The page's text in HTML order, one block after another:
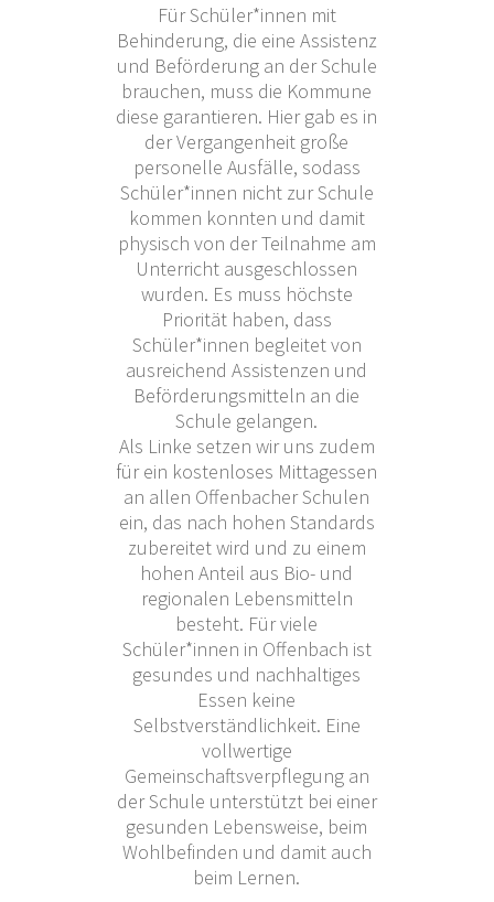
Für Schüler*innen mit
Behinderung, die eine Assistenz
und Beförderung an der Schule
brauchen, muss die Kommune
diese garantieren. Hier gab es in
der Vergangenheit große
personelle Ausfälle, sodass
Schüler*innen nicht zur Schule
kommen konnten und damit
physisch von der Teilnahme am
Unterricht ausgeschlossen
wurden. Es muss höchste
Priorität haben, dass
Schüler*innen begleitet von
ausreichend Assistenzen und
Beförderungsmitteln an die
Schule gelangen.
Als Linke setzen wir uns zudem
für ein kostenloses Mittagessen
an allen Offenbacher Schulen
ein, das nach hohen Standards
zubereitet wird und zu einem
hohen Anteil aus Bio- und
regionalen Lebensmitteln
besteht. Für viele
Schüler*innen in Offenbach ist
gesundes und nachhaltiges
Essen keine
Selbstverständlichkeit. Eine
vollwertige
Gemeinschaftsverpflegung an
der Schule unterstützt bei einer
gesunden Lebensweise, beim
Wohlbefinden und damit auch
beim Lernen.